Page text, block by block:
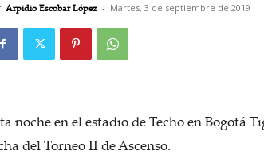
Arpidio Escobar López - Martes, 3 de septiembre de 2019
noche en el estadio de Techo en Bogotá
del Torneo II de Ascenso.